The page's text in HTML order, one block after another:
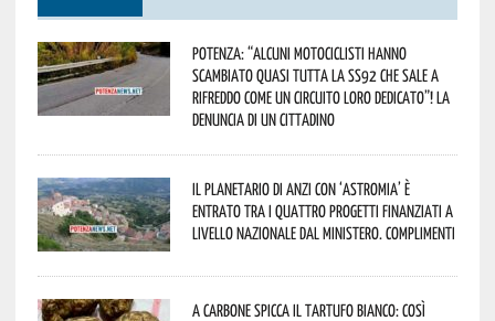
Potenza: “alcuni motociclisti hanno
scambiato quasi tutta la SS92 che sale a
Rifreddo come un circuito loro dedicato”! La
denuncia di un cittadino
Il Planetario di Anzi con ‘Astromia’ è
entrato tra i quattro progetti finanziati a
livello nazionale dal Ministero. Complimenti
A Carbone spicca il tartufo bianco: così